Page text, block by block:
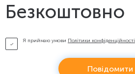
Безкоштовно
Я приймаю умови Політики конфіденційності
Повідомити